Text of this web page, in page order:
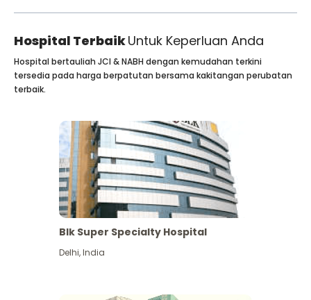
Hospital TerbaikUntuk Keperluan Anda
Hospital bertauliah JCI & NABH dengan kemudahan terkini
tersedia pada harga berpatutan bersama kakitangan perubatan
terbaik.
Blk Super Specialty Hospital
Delhi,India